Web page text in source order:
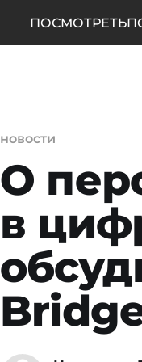
ПОСМОТРЕТЬ
новости
О
в